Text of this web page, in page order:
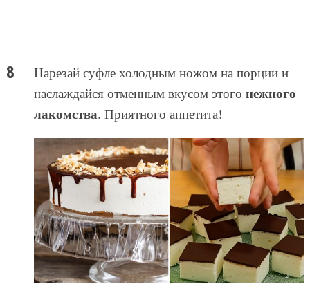
Нарезай суфле холодным ножом на порции и
наслаждайся отменным вкусом этого нежного
лакомства. Приятного аппетита!